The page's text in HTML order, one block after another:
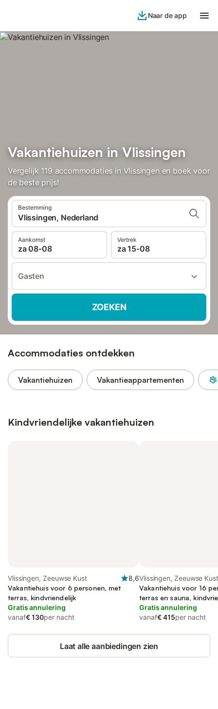
Naar de app
Vakantiehuizen in Vlissingen
Vergelijk 119 accommodaties in Vlissingen en boek voor
de beste prijs!
Bestemming
Vlissingen, Nederland
Aankomst
za 08-08
Vertrek
za 15-08
Gasten
ZOEKEN
Accommodaties ontdekken
Vakantiehuizen Vakantieappartementen
Kindvriendelijke vakantiehuizen
Vlissingen, Zeeuwse Kust
8,6
Vakantiehuis voor 6 personen, met
terras, kindvriendelijk
Gratis annulering
vanaf€ 130per nacht
Vlissingen, Zeeuwse Kust
Vakantiehuis voor 16
terras en sauna,
Gratis annulering
vanaf€ 415per nacht
Laat alle aanbiedingen zien